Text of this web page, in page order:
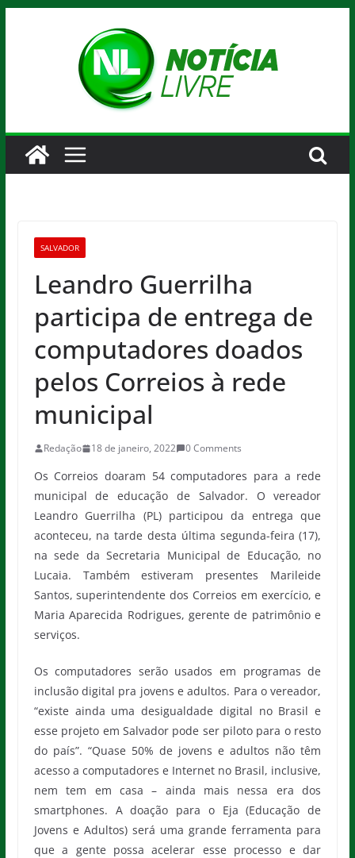
SALVADOR
Leandro Guerrilha
participa de entrega de
computadores doados
pelos Correios à rede
municipal
Redação 18 de janeiro, 2022 0 Comments
Os Correios doaram 54 computadores para a rede
municipal de educação de Salvador. O vereador
Leandro Guerrilha (PL) participou da entrega que
aconteceu, na tarde desta última segunda-feira (17),
na sede da Secretaria Municipal de Educação, no
Lucaia. Também estiveram presentes Marileide
Santos, superintendente dos Correios em exercício, e
Maria Aparecida Rodrigues, gerente de patrimônio e
serviços.
Os computadores serão usados em programas de
inclusão digital pra jovens e adultos. Para o vereador,
“existe ainda uma desigualdade digital no Brasil e
esse projeto em Salvador pode ser piloto para o resto
do país”. “Quase 50% de jovens e adultos não têm
acesso a computadores e Internet no Brasil, inclusive,
nem tem em casa – ainda mais nessa era dos
smartphones. A doação para o Eja (Educação de
Jovens e Adultos) será uma grande ferramenta para
que a gente possa acelerar esse processo e dar